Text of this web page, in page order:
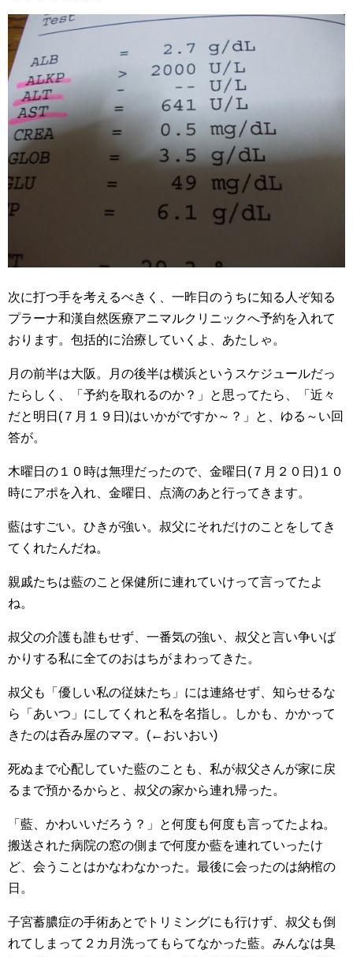
次に打つ手を考えるべきく、一昨日のうちに知る人ぞ知る
プラーナ和漢自然医療アニマルクリニックへ予約を入れて
おります。包括的に治療していくよ、あたしゃ。
月の前半は大阪。月の後半は横浜というスケジュールだっ
たらしく、「予約を取れるのか？」と思ってたら、「近々
だと明日(７月１９日)はいかがですか～？」と、ゆる～い回
答が。
木曜日の１０時は無理だったので、金曜日(７月２０日)１０
時にアポを入れ、金曜日、点滴のあと行ってきます。
藍はすごい。ひきが強い。叔父にそれだけのことをしてき
てくれたんだね。
親戚たちは藍のこと保健所に連れていけって言ってたよ
ね。
叔父の介護も誰もせず、一番気の強い、叔父と言い争いば
かりする私に全てのおはちがまわってきた。
叔父も「優しい私の従妹たち」には連絡せず、知らせるな
ら「あいつ」にしてくれと私を名指し。しかも、かかって
きたのは呑み屋のママ。(←おいおい)
死ぬまで心配していた藍のことも、私が叔父さんが家に戻
るまで預かるからと、叔父の家から連れ帰った。
「藍、かわいいだろう？」と何度も何度も言ってたよね。
搬送された病院の窓の側まで何度か藍を連れていったけ
ど、会うことはかなわなかった。最後に会ったのは納棺の
日。
子宮蓄膿症の手術あとでトリミングにも行けず、叔父も倒
れてしまって２カ月洗ってもらてなかった藍。みんなは臭